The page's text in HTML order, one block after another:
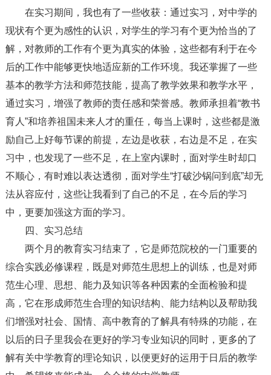
在实习期间，我也有了一些收获：通过实习，对中学的
现状有个更为感性的认识，对学生的学习有个更为恰当的了
解，对教师的工作有个更为真实的体验，这些都有利于在今
后的工作中能够更快地适应新的工作环境。我还掌握了一些
基本的教学方法和师范技能，提高了教学效果和教学水平，
通过实习，增强了教师的责任感和荣誉感。教师承担着“教书
育人”和培养祖国未来人才的重任，每当上课时，这些都是激
励自己上好每节课的前提，左边是收获，右边是不足，在实
习中，也发现了一些不足，在上室内课时，面对学生时却口
不顺心，有时难以表达透彻，面对学生“打破沙锅问到底”却无
法从容应付，这些让我看到了自己的不足，在今后的学习
中，更要加强这方面的学习。
四、实习总结
两个月的教育实习结束了，它是师范院校的一门重要的
综合实践必修课程，既是对师范生思想上的训练，也是对师
范生心理、思想、能力及知识等各种因素的全面检验和提
高，它在形成师范生合理的知识结构、能力结构以及帮助我
们增强对社会、国情、高中教育的了解具有特殊的功能，在
以后的日子里我会在更好的学习专业知识的同时，更多的了
解有关中学教育的理论知识，以便更好的运用于日后的教学